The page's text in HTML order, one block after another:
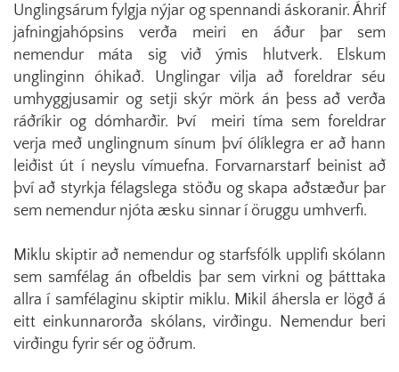
Unglingsárum fylgja nýjar og spennandi áskoranir. Áhrif
jafningjahópsins verða meiri en áður þar sem
nemendur máta sig við ýmis hlutverk. Elskum
unglinginn óhikað. Unglingar vilja að foreldrar séu
umhyggjusamir og setji skýr mörk án þess að verða
ráðríkir og dómharðir. Því meiri tíma sem foreldrar
verja með unglingnum sínum því ólíklegra er að hann
leiðist út í neyslu vímuefna. Forvarnarstarf beinist að
því að styrkja félagslega stöðu og skapa aðstæður þar
sem nemendur njóta æsku sinnar í öruggu umhverfi.
Miklu skiptir að nemendur og starfsfólk upplifi skólann
sem samfélag án ofbeldis þar sem virkni og þátttaka
allra í samfélaginu skiptir miklu. Mikil áhersla er lögð á
eitt einkunnarorða skólans, virðingu. Nemendur beri
virðingu fyrir sér og öðrum.